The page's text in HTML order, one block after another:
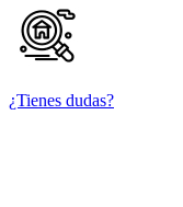
¿Tienes dudas?